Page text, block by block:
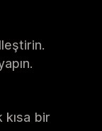
kısa bir